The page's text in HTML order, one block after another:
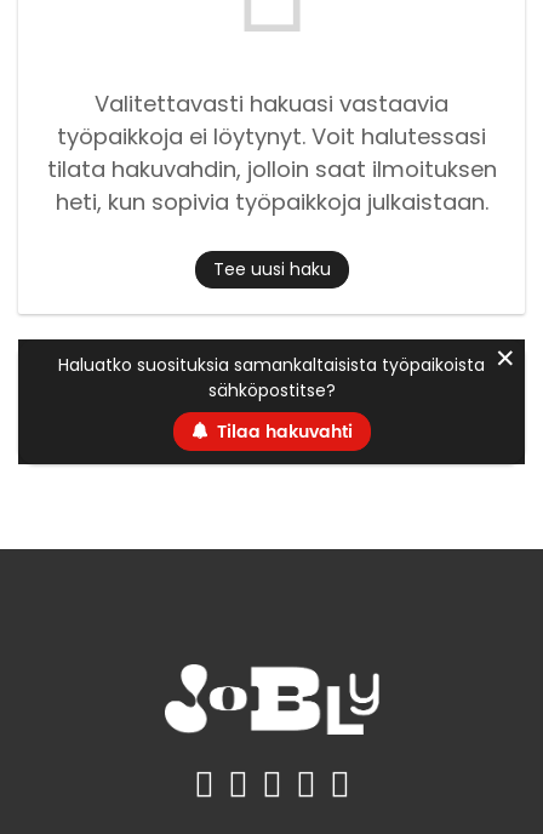
Valitettavasti hakuasi vastaavia
työpaikkoja ei löytynyt. Voit halutessasi
tilata hakuvahdin, jolloin saat ilmoituksen
heti, kun sopivia työpaikkoja julkaistaan.
Tee uusi haku
Haluatko suosituksia samankaltaisista työpaikoista
sähköpostitse?
Tilaa hakuvahti
✕